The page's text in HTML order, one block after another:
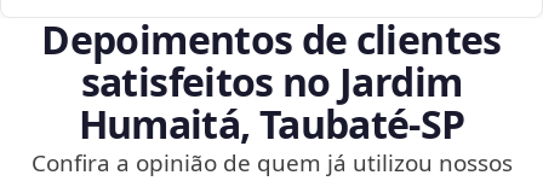
Depoimentos de clientes
satisfeitos no Jardim
Humaitá, Taubaté‑SP
Confira a opinião de quem já utilizou nossos